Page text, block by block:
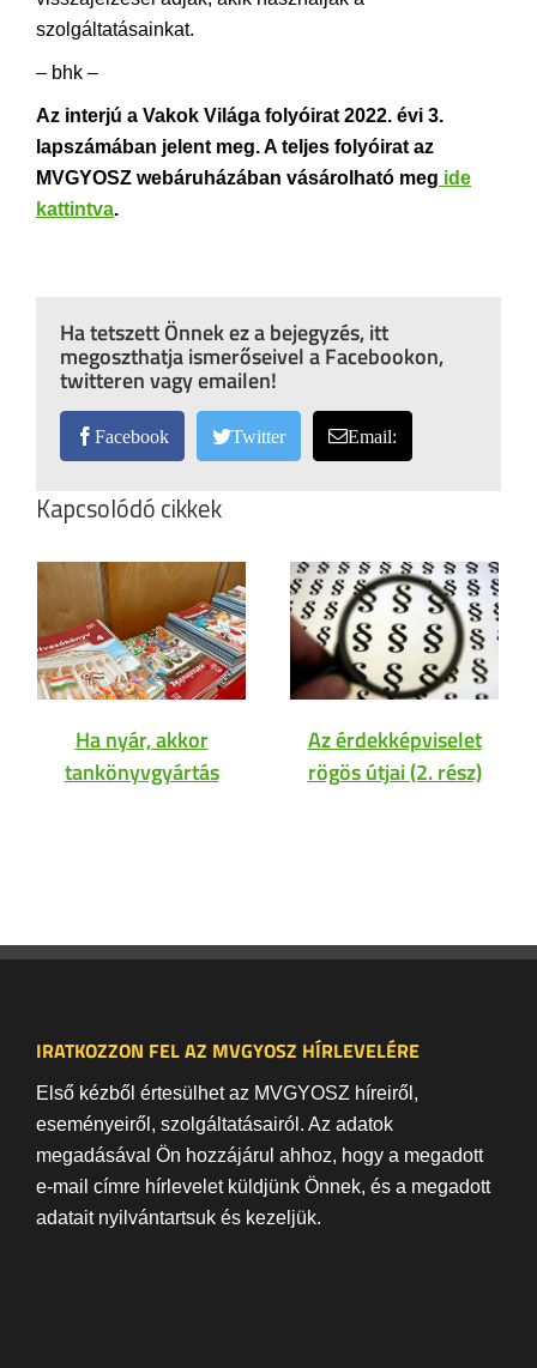
szolgáltatásainkat.
– bhk –
Az interjú a Vakok Világa folyóirat 2022. évi 3.
lapszámában jelent meg. A teljes folyóirat az
MVGYOSZ webáruházában vásárolható meg ide
kattintva.
Ha tetszett Önnek ez a bejegyzés, itt
megoszthatja ismerőseivel a Facebookon,
twitteren vagy emailen!
Facebook Twitter Email:
Kapcsolódó cikkek
Ha nyár, akkor
tankönyvgyártás
Az érdekképviselet
rögös útjai (2. rész)
IRATKOZZON FEL AZ MVGYOSZ HÍRLEVELÉRE
Első kézből értesülhet az MVGYOSZ híreiről,
eseményeiről, szolgáltatásairól. Az adatok
megadásával Ön hozzájárul ahhoz, hogy a megadott
e-mail címre hírlevelet küldjünk Önnek, és a megadott
adatait nyilvántartsuk és kezeljük.